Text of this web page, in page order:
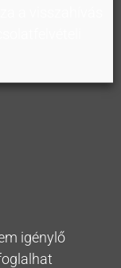
a visszahívás
igénylő